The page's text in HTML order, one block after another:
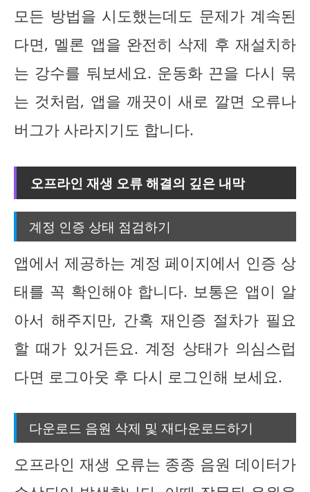
모든 방법을 시도했는데도 문제가 계속된
다면, 멜론 앱을 완전히 삭제 후 재설치하
는 강수를 둬보세요. 운동화 끈을 다시 묶
는 것처럼, 앱을 깨끗이 새로 깔면 오류나
버그가 사라지기도 합니다.
오프라인 재생 오류 해결의 깊은 내막
계정 인증 상태 점검하기
앱에서 제공하는 계정 페이지에서 인증 상
태를 꼭 확인해야 합니다. 보통은 앱이 알
아서 해주지만, 간혹 재인증 절차가 필요
할 때가 있거든요. 계정 상태가 의심스럽
다면 로그아웃 후 다시 로그인해 보세요.
다운로드 음원 삭제 및 재다운로드하기
오프라인 재생 오류는 종종 음원 데이터가